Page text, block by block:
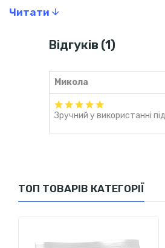
Рекомендації щодо вживання
Протягом години при високому
Склад
Цукор, вода, патока глюкози,
карнаубський віск), барвник
Поживна
в т.ч. насичені жирні
в т.ч. цукор
Читати
Відгуків (1)
Микола
Зручний у використанні
ТОП ТОВАРІВ КАТЕГОРІЇ